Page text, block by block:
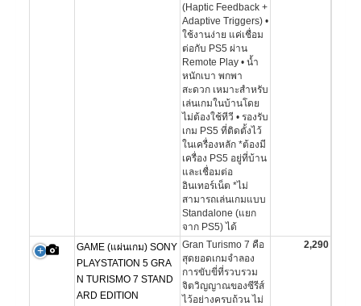
(Haptic Feedback +
Adaptive Triggers) •
ใช้งานง่าย แค่เชื่อม
ต่อกับ PS5 ผ่าน
Remote Play • น้ำ
หนักเบา พกพา
สะดวก เหมาะสำหรับ
เล่นเกมในบ้านโดย
ไม่ต้องใช้ทีวี • รองรับ
เกม PS5 ที่ติดตั้งไว้
ในเครื่องหลัก *ต้องมี
เครื่อง PS5 อยู่ที่บ้าน
และเชื่อมต่อ
อินเทอร์เน็ต *ไม่
สามารถเล่นเกมแบบ
Standalone (แยก
จาก PS5) ได้
GAME (แผ่นเกม) SONY
PLAYSTATION 5 GRA
N TURISMO 7 STAND
ARD EDITION
Gran Turismo 7 คือ
สุดยอดเกมจำลอง
การขับขี่ที่รวบรวม
จิตวิญญาณของซีรีส์
ไว้อย่างครบถ้วน ไม่
2,290